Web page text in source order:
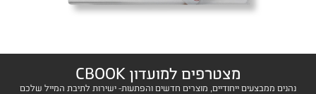
מצטרפים למועדון CBOOK
נהנים ממבצעים ייחודיים, מוצרים חדשים והפתעות- ישירות לתיבת המייל שלכם